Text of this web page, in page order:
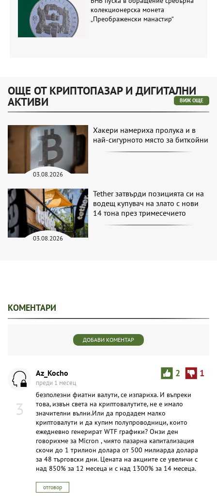
колекционерска монета
„Преображенски манастир“
ОЩЕ ОТ КРИПТОПАЗАР И ДИГИТАЛНИ
АКТИВИ ВИЖ ОЩЕ
03.08.2026
Хакери намериха пролука и в
най-сигурното място за биткойни
03.08.2026
Tether затвърди позицията си на
водещ купувач на злато с нови
14 тона през тримесечието
КОМЕНТАРИ
ДОБАВИ КОМЕНТАР
3
2 1
Az_Kocho
преди 1 месец
безполезни фиатни валути, се изпариха. И въпреки
това, извън света на криптовалутите, не е имало
значителни вълни.Или да продадем малко
криптовалути и да купим полупроводници, които
ежедневно генерират WTF графики? Онзи ден
говорихме за Micron , чиято пазарна капитализация
скочи до 1 трилион долара от 500 милиарда долара
за 48 търговски дни. Цената на акциите се увеличи с
над 850% за 12 месеца и с над 1300% за 14 месеца.
отговор